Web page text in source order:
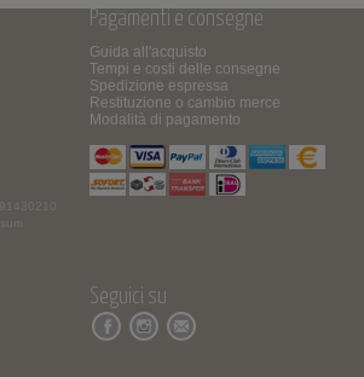
Pagamenti e consegne
Guida all'acquisto
Tempi e costi delle consegne
Spedizione espressa
Restituzione o cambio merce
Modalità di pagamento
Seguici su